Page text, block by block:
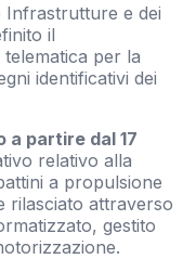
Infrastrutture e dei
il
per la
identificativi dei
a partire dal 17
relativo alla
a propulsione
rilasciato attraverso
gestito